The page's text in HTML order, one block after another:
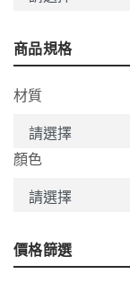
商品規格
材質
顏色
價格篩選